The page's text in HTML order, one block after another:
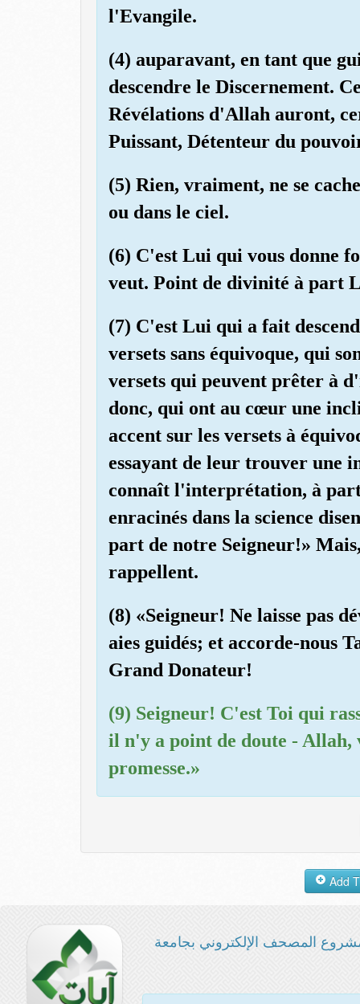
l'Evangile.
(4) auparavant, en tant que
descendre le Discernement.
Révélations d'Allah auront,
Puissant, Détenteur du
(5) Rien, vraiment, ne se
ou dans le ciel.
(6) C'est Lui qui vous donne
veut. Point de divinité à part
(7) C'est Lui qui a fait
versets sans équivoque, qui
versets qui peuvent prêter à
donc, qui ont au cœur une
accent sur les versets à
essayant de leur trouver une
connaît l'interprétation, à
enracinés dans la science
part de notre Seigneur!»
rappellent.
(8) «Seigneur! Ne laisse pas
aies guidés; et accorde-nous
Grand Donateur!
(9) Seigneur! C'est Toi qui
il n'y a point de doute - Allah,
promesse.»
المصحف الإلكتروني بجامعة